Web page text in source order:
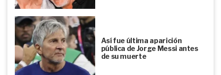
Así fue última aparición
pública de Jorge Messi antes
de su muerte